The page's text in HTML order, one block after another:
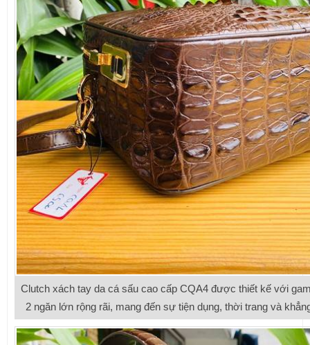
Clutch xách tay da cá sấu cao cấp CQA4 được thiết kế với
2 ngăn lớn rộng rãi, mang đến sự tiện dụng, thời trang và